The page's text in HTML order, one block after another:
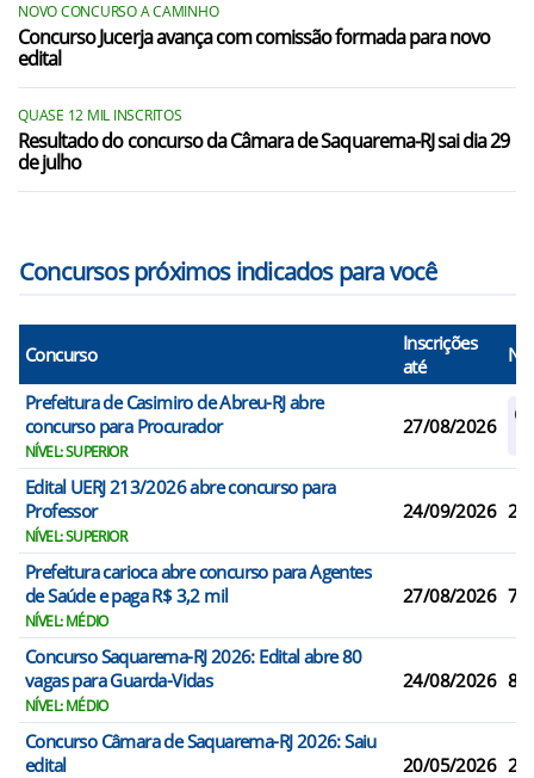
NOVO CONCURSO A CAMINHO
Concurso Jucerja avança com comissão formada para novo
edital
QUASE 12 MIL INSCRITOS
Resultado do concurso da Câmara de Saquarema-RJ sai dia 29
de julho
Concursos próximos indicados para você
Concurso
Inscrições
até
N°
Prefeitura de Casimiro de Abreu-RJ abre
concurso para Procurador
NÍVEL: SUPERIOR
27/08/2026
Edital UERJ 213/2026 abre concurso para
Professor
NÍVEL: SUPERIOR
24/09/2026 2
Prefeitura carioca abre concurso para Agentes
de Saúde e paga R$ 3,2 mil
NÍVEL: MÉDIO
27/08/2026 70
Concurso Saquarema-RJ 2026: Edital abre 80
vagas para Guarda-Vidas
NÍVEL: MÉDIO
24/08/2026 80
Concurso Câmara de Saquarema-RJ 2026: Saiu
edital
20/05/2026 28